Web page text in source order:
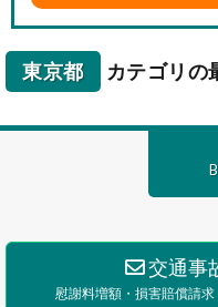
東京都 カテゴリの
交通事
慰謝料増額・損害賠償請求